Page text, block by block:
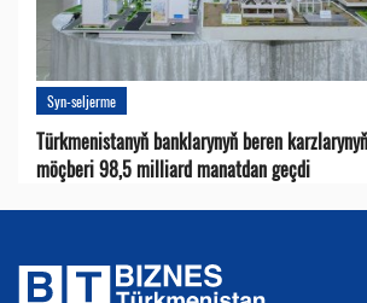
Syn-seljerme
Türkmenistanyň banklarynyň beren
möçberi 98,5 milliard manatdan geçdi